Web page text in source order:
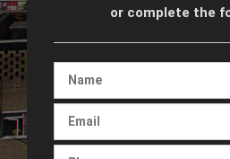
or complete the